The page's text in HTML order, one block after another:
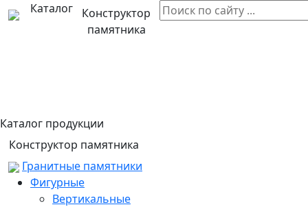
Каталог
Конструктор
памятника
Каталог продукции
Конструктор памятника
Гранитные памятники
Фигурные
Вертикальные